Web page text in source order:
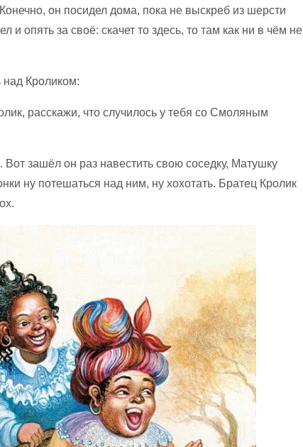
он посидел дома, пока не выскреб из шерсти
и опять за своё: скачет то здесь, то там как ни в чём не
над Кроликом:
расскажи, что случилось у тебя со Смоляным
Вот зашёл он раз навестить свою соседку, Матушку
ну потешаться над ним, ну хохотать. Братец Кролик